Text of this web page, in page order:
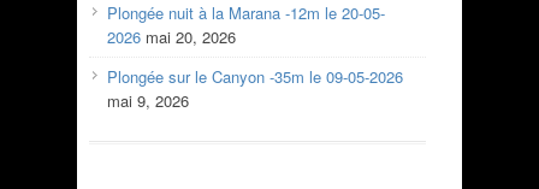
Plongée nuit à la Marana -12m le 20-05-
2026 mai 20, 2026
Plongée sur le Canyon -35m le 09-05-2026
mai 9, 2026